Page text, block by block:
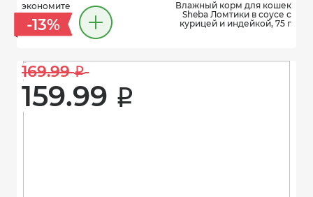
экономите
-13%
Влажный корм для кошек
Sheba Ломтики в соусе с
курицей и индейкой, 75 г
169.99 i
159.99 i